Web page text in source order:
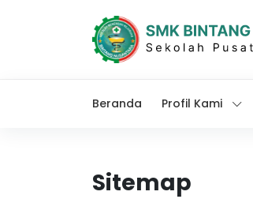
Beranda Profil Kami
Sitemap